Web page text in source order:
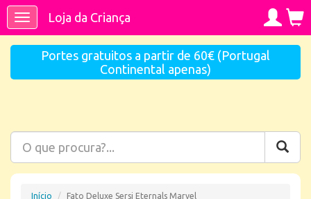
ToggleLoja da Criança
Portes gratuitos a partir de 60€ (Portugal
Continental apenas)
Início Fato Deluxe Sersi Eternals Marvel